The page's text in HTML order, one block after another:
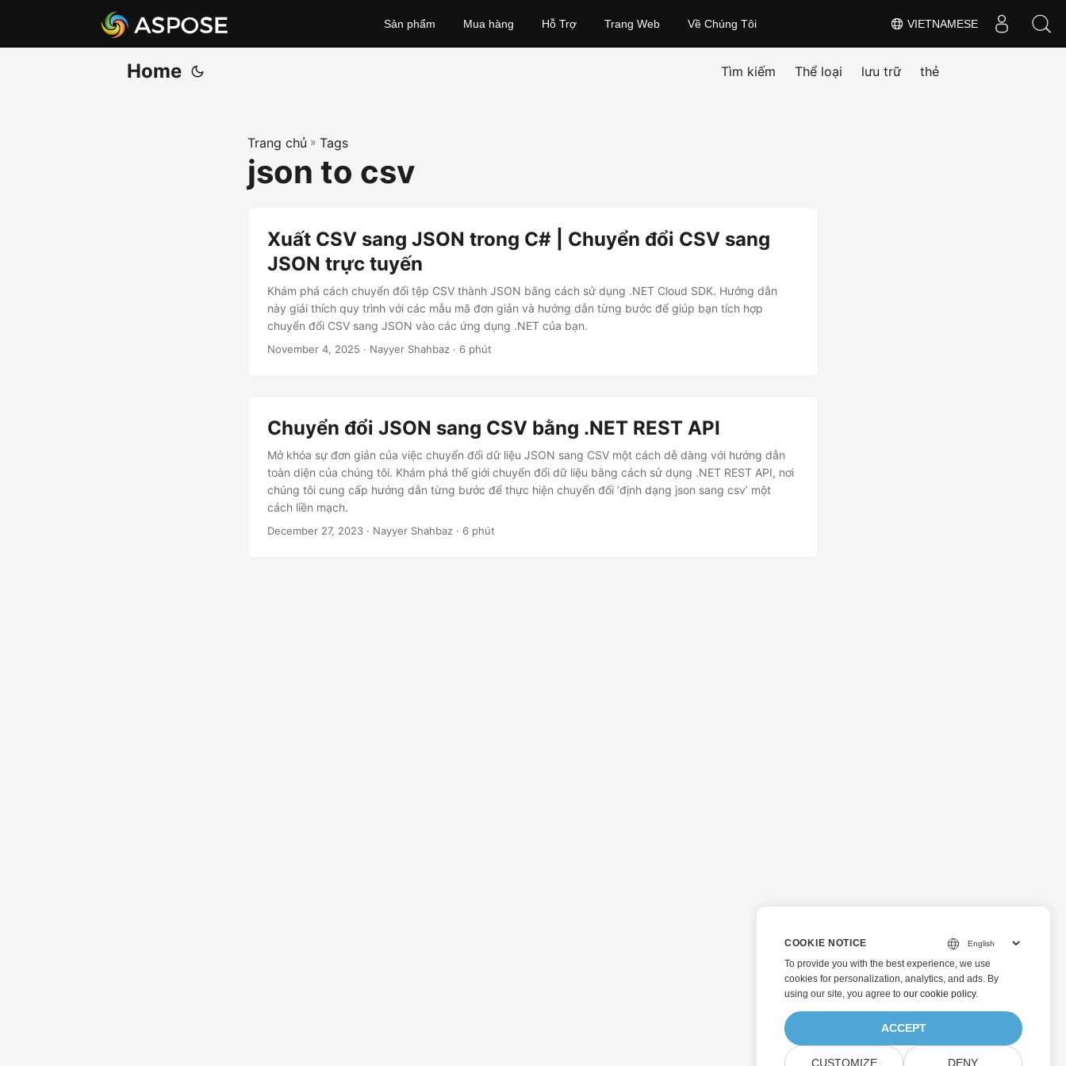
VIETNAMESE
Sản phẩm Mua hàng Hỗ Trợ Trang Web Về Chúng Tôi
Home Tìm kiếm Thể loại lưu trữ thẻ
Trang chủ » Tags
json to csv
Xuất CSV sang JSON trong C# | Chuyển đổi CSV sang
JSON trực tuyến
Khám phá cách chuyển đổi tệp CSV thành JSON bằng cách sử dụng .NET Cloud SDK. Hướng dẫn
này giải thích quy trình với các mẫu mã đơn giản và hướng dẫn từng bước để giúp bạn tích hợp
chuyển đổi CSV sang JSON vào các ứng dụng .NET của bạn.
November 4, 2025 · Nayyer Shahbaz · 6 phút
Chuyển đổi JSON sang CSV bằng .NET REST API
Mở khóa sự đơn giản của việc chuyển đổi dữ liệu JSON sang CSV một cách dễ dàng với hướng dẫn
toàn diện của chúng tôi. Khám phá thế giới chuyển đổi dữ liệu bằng cách sử dụng .NET REST API, nơi
chúng tôi cung cấp hướng dẫn từng bước để thực hiện chuyển đổi ‘định dạng json sang csv’ một
cách liền mạch.
December 27, 2023 · Nayyer Shahbaz · 6 phút
COOKIE NOTICE
To provide you with the best experience, we use
cookies for personalization, analytics, and ads. By
using our site, you agree to our cookie policy.
ACCEPT
CUSTOMIZE DENY